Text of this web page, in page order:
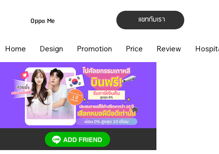
แชทกับเรา
Oppa Me
Home Design Promotion Price Review